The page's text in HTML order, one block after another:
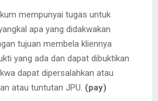
mempunyai tugas untuk
apa yang didakwakan
tujuan membela kliennya
yang ada dan dapat dibuktikan
dapat dipersalahkan atau
atau tuntutan JPU. (pay)